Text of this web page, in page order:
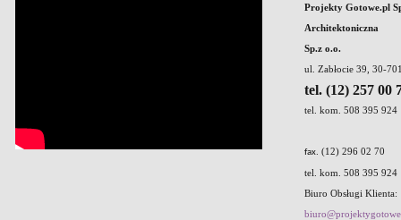
Projekty Gotowe.pl
Architektoniczna
Sp.z o.o.
ul. Zabłocie 39, 30-
tel. (12) 257 00
tel. kom. 508 395 924
fax . (12) 296 02 70
tel. kom. 508 395 924
Biuro Obsługi Klienta: